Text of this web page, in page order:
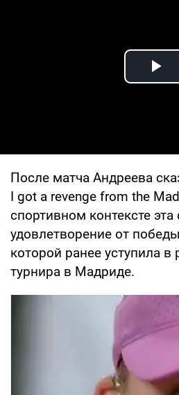
После матча Андреева
I got a revenge from the
спортивном контексте
удовлетворение от
которой ранее уступила
турнира в Мадриде.